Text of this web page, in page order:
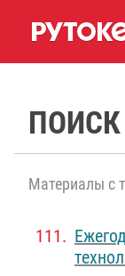
Материалы с